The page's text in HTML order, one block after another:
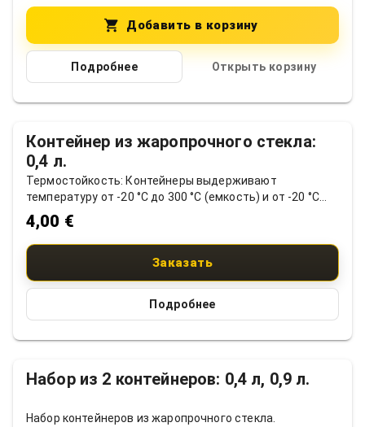
для различных ремонтных и монтажных работ.
Добавить в корзину
Подробнее Открыть корзину
Нет в наличии
Контейнер из жаропрочного стекла:
0,4 л.
Термостойкость: Контейнеры выдерживают
температуру от -20 °C до 300 °C (емкость) и от -20 °C
до 100 °C (крышка). Материал: Изготовлены из
высококачественного жаропрочного стекла.
Применение: Подходят для сервировки и
замораживания. Размеры: примерно 0,4 л
4,00 €
Заказать
Подробнее
Набор из 2 контейнеров: 0,4 л, 0,9 л.
Набор контейнеров из жаропрочного стекла.